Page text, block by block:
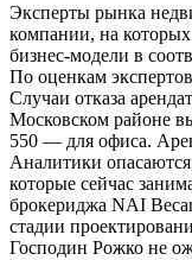
Эксперты рынка
компании, на
бизнес-модели в
По оценкам
Случаи отказа
Московском районе
550 — для офиса.
Аналитики
которые сейчас
брокериджа NAI
стадии
Господин Рожко не